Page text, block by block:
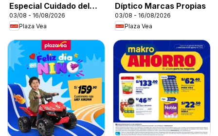
Especial Cuidado del
Cabello
03/08 - 16/08/2026
Plaza Vea
Díptico Marcas Propias
03/08 - 16/08/2026
Plaza Vea